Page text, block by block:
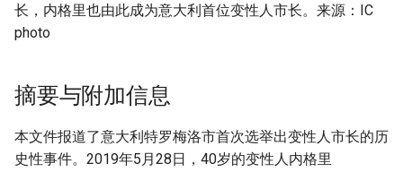
g
e
长，内格里也由此成为意大利首位变性人市长。来源：IC
photo
摘要与附加信息
本文件报道了意大利特罗梅洛市首次选举出变性人市长的历
史性事件。2019年5月28日，40岁的变性人内格里